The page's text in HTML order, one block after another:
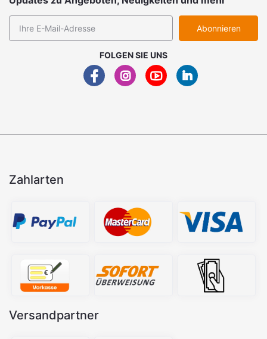
Abonnieren
FOLGEN SIE UNS
Zahlarten
Versandpartner